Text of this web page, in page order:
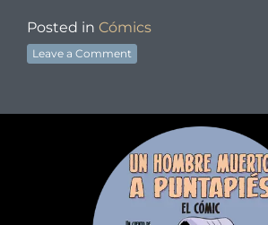
Posted in Cómics
Leave a Comment